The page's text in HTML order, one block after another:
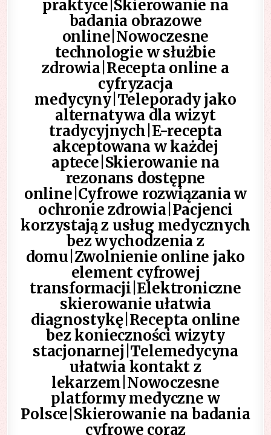
praktyce|Skierowanie na
badania obrazowe
online|Nowoczesne
technologie w służbie
zdrowia|Recepta online a
cyfryzacja
medycyny|Teleporady jako
alternatywa dla wizyt
tradycyjnych|E-recepta
akceptowana w każdej
aptece|Skierowanie na
rezonans dostępne
online|Cyfrowe rozwiązania w
ochronie zdrowia|Pacjenci
korzystają z usług medycznych
bez wychodzenia z
domu|Zwolnienie online jako
element cyfrowej
transformacji|Elektroniczne
skierowanie ułatwia
diagnostykę|Recepta online
bez konieczności wizyty
stacjonarnej|Telemedycyna
ułatwia kontakt z
lekarzem|Nowoczesne
platformy medyczne w
Polsce|Skierowanie na badania
cyfrowe coraz